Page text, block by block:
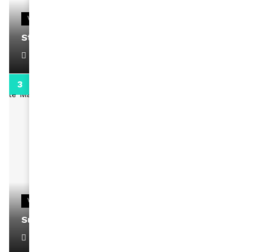
VIDEOS
Stacy passe un message
VIDEOS
Support Black Business Wee-kend